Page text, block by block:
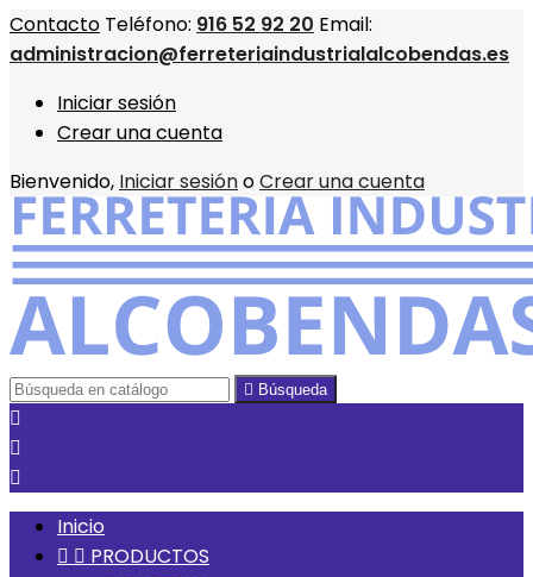
Contacto Teléfono: 916 52 92 20 Email:
administracion@ferreteriaindustrialalcobendas.es
Iniciar sesión
Crear una cuenta
Bienvenido, Iniciar sesiónoCrear una cuenta
 Búsqueda



Inicio
  PRODUCTOS